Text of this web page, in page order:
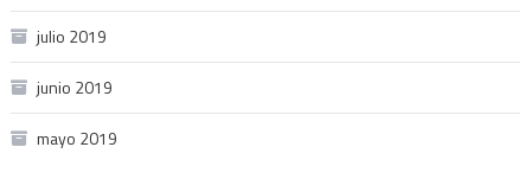
julio 2019
junio 2019
mayo 2019